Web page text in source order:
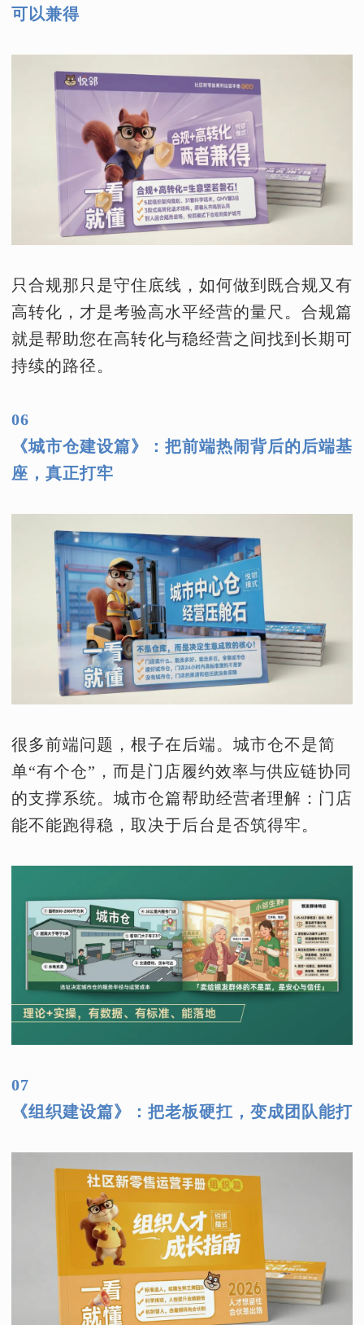
可以兼得
只合规那只是守住底线，如何做到既合规又有
高转化，才是考验高水平经营的量尺。合规篇
就是帮助您在高转化与稳经营之间找到长期可
持续的路径。
06
《城市仓建设篇》：把前端热闹背后的后端基
座，真正打牢
很多前端问题，根子在后端。城市仓不是简
单“有个仓”，而是门店履约效率与供应链协同
的支撑系统。城市仓篇帮助经营者理解：门店
能不能跑得稳，取决于后台是否筑得牢。
07
《组织建设篇》：把老板硬扛，变成团队能打